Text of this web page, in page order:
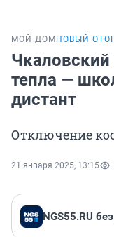
МОЙ ДОМ НОВЫЙ
Чкаловский
тепла —
дистант
Отключение
21 января 2025, 13:15
NGS55.RU